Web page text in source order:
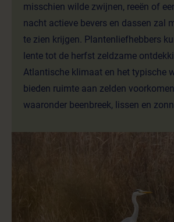
misschien wilde zwijnen, reeën of
nacht actieve bevers en dassen zal
te zien krijgen. Plantenliefhebbers
lente tot de herfst zeldzame
Atlantische klimaat en het typische
bieden ruimte aan zelden
waaronder beenbreek, lissen en